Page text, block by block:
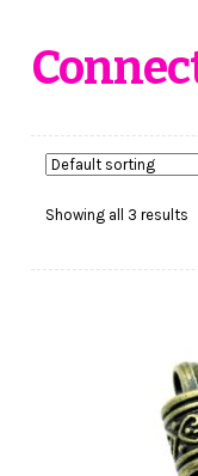
Workshop
My Account
Cart
Konfirmasi
Showing all 3 results